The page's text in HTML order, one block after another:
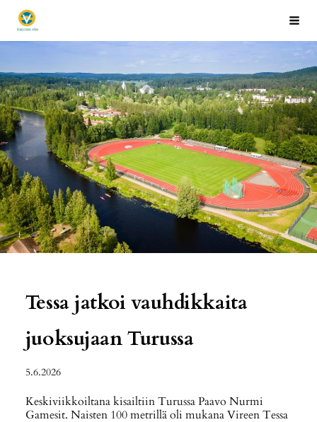
Siirry
sivun
sisältöön
Kaipolan Vire
Tessa jatkoi vauhdikkaita
juoksujaan Turussa
5.6.2026
Keskiviikkoiltana kisailtiin Turussa Paavo Nurmi
Gamesit. Naisten 100 metrillä oli mukana Vireen Tessa